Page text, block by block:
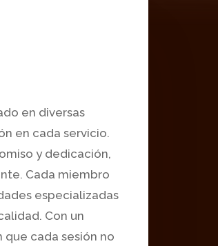
en diversas
en cada servicio.
y dedicación,
Cada miembro
especializadas
Con un
cada sesión no